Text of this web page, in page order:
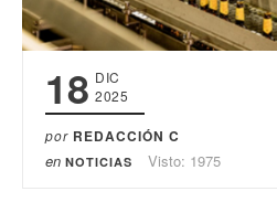
18 DIC
2025
por REDACCIÓN C
en NOTICIAS Visto: 1975